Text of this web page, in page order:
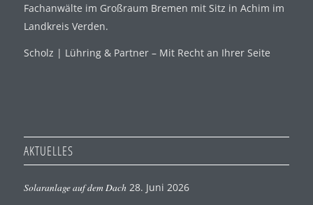
Fachanwälte im Großraum Bremen mit Sitz in Achim im
Landkreis Verden.
Scholz | Lühring & Partner – Mit Recht an Ihrer Seite
AKTUELLES
Solaranlage auf dem Dach 28. Juni 2026